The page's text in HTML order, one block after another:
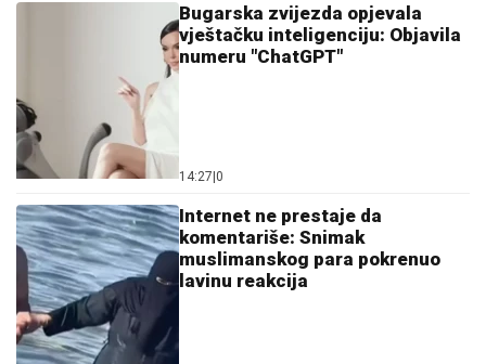
Bugarska zvijezda opjevala
vještačku inteligenciju: Objavila
numeru "ChatGPT"
14:27 0
Internet ne prestaje da
komentariše: Snimak
muslimanskog para pokrenuo
lavinu reakcija